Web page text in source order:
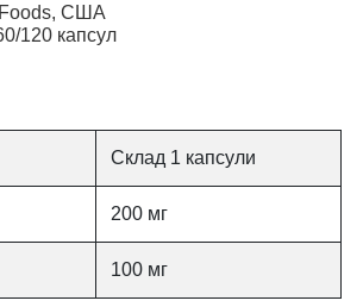
США
120 капсул
Склад 1 капсули
200 мг
100 мг